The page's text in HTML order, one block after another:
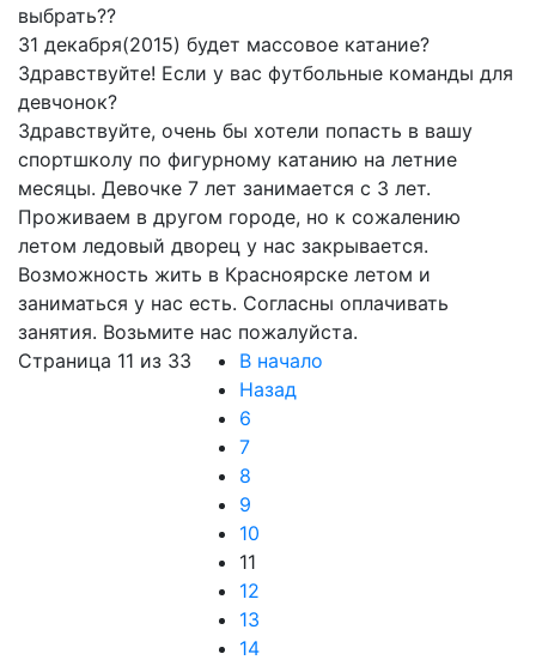
выбрать??
31 декабря(2015) будет массовое катание?
Здравствуйте! Если у вас футбольные команды для
девчонок?
Здравствуйте, очень бы хотели попасть в вашу
спортшколу по фигурному катанию на летние
месяцы. Девочке 7 лет занимается с 3 лет.
Проживаем в другом городе, но к сожалению
летом ледовый дворец у нас закрывается.
Возможность жить в Красноярске летом и
заниматься у нас есть. Согласны оплачивать
занятия. Возьмите нас пожалуйста.
Страница 11 из 33
В начало
Назад
6
7
8
9
10
11
12
13
14